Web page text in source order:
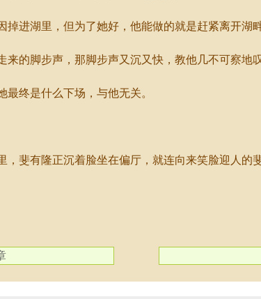
湖里，但为了她好，他能做的就是赶紧离开湖畔
脚步声，那脚步声又沉又快，教他几不可察地
终是什么下场，与他无关。
有隆正沉着脸坐在偏厅，就连向来笑脸迎人的